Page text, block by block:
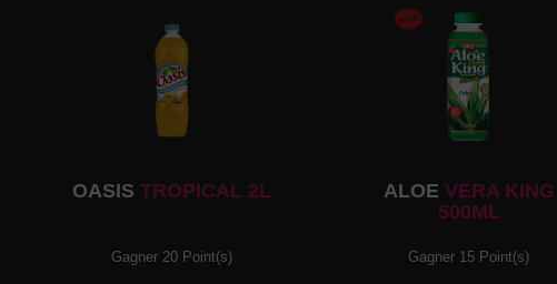
OASIS TROPICAL 2L
Gagner 20 Point(s)
ALOE VERA KING
500ML
Gagner 15 Point(s)